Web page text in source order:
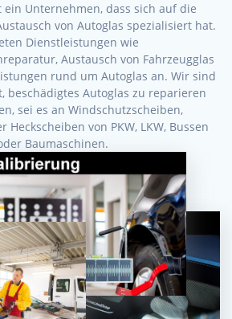
ein Unternehmen, dass sich auf die
von Autoglas spezialisiert hat.
Dienstleistungen wie
Austausch von Fahrzeugglas
rund um Autoglas an. Wir sind
beschädigtes Autoglas zu reparieren
sei es an Windschutzscheiben,
Heckscheiben von PKW, LKW, Bussen
Baumaschinen.